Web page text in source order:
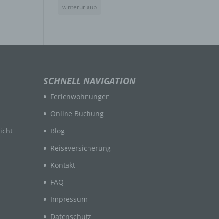
winterurlaub
SCHNELL NAVIGATION
Ferienwohnungen
Online Buchung
Blog
Reiseversicherung
Kontakt
FAQ
Impressum
Datenschutz